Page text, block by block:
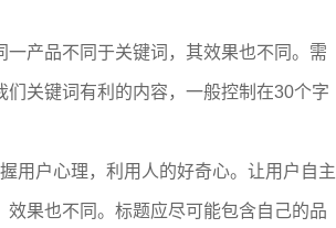
产品不同于关键词，其效果也不同。需
关键词有利的内容，一般控制在30个字
用户心理，利用人的好奇心。让用户自主
果也不同。标题应尽可能包含自己的品